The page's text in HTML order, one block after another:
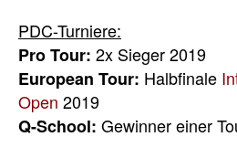
PDC-Turniere:
Pro Tour: 2x Sieger 2019
European Tour: Halbfinale
Open 2019
Q-School: Gewinner einer